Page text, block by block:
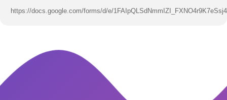
https://docs.google.com/forms/d/e/